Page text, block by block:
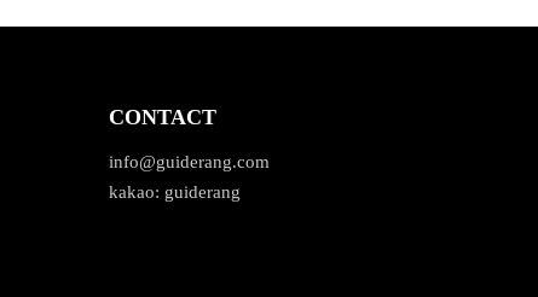
CONTACT
info@guiderang.com
kakao: guiderang